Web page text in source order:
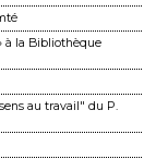
à la Bibliothèque
au travail" du P.